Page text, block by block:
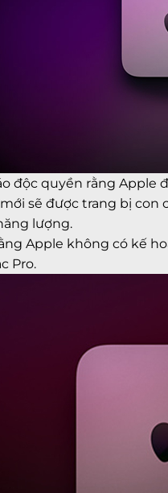
độc quyền rằng
sẽ được trang bị
lượng.
Apple không có kế
Pro.